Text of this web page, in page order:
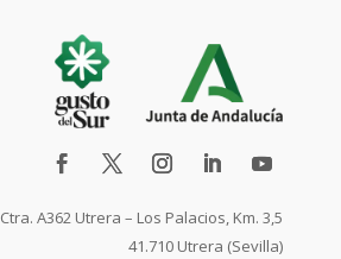
Ctra. A362 Utrera – Los Palacios, Km. 3,5
41.710 Utrera (Sevilla)